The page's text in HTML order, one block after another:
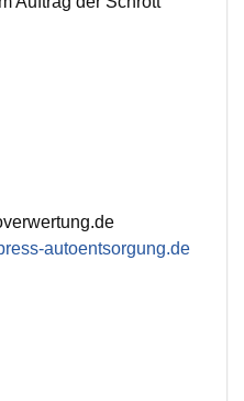
autoentsorgung.de